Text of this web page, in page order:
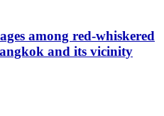
among red-whiskered
and its vicinity